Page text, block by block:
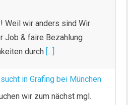
Weil wir anders sind Wir
Job & faire Bezahlung
durch [...]
in Grafing bei München
wir zum nächst mgl.